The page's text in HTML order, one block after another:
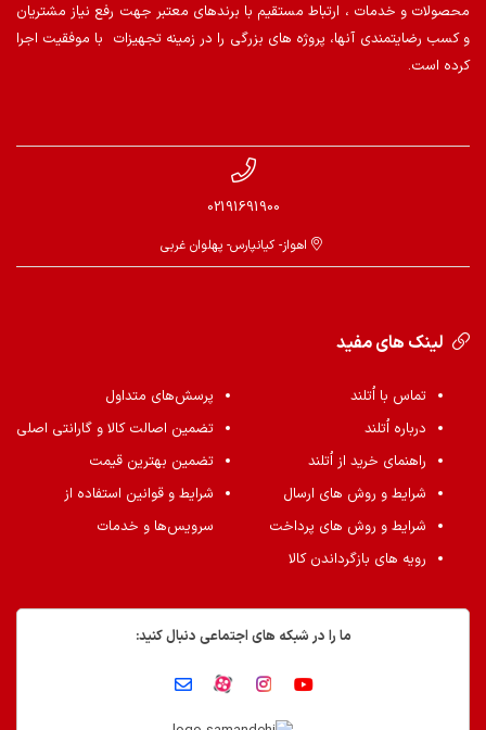
محصولات و خدمات ، ارتباط مستقیم با برندهای معتبر جهت رفع نیاز مشتریان
و کسب رضایتمندی آنها، پروژه های بزرگی را در زمینه تجهیزات با موفقیت اجرا
کرده است.
02191691900
اهواز- کیانپارس- پهلوان غربی
لینک های مفید
تماس با اُتلند
درباره اُتلند
راهنمای خرید از اُتلند
شرایط و روش های ارسال
شرایط و روش های پرداخت
رویه های بازگرداندن کالا
پرسش‌های متداول
تضمین اصالت کالا و گارانتی اصلی
تضمین بهترین قیمت
شرایط و قوانین استفاده از
سرویس‌ها و خدمات
ما را در شبکه های اجتماعی دنبال کنید: